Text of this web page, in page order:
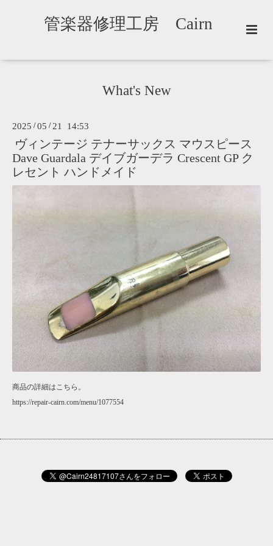
管楽器修理工房 Cairn
What's New
2025 /05 / 21 14:53
ヴィンテージ テナーサックス マウスピース
Dave Guardala デイブガーデラ Crescent GP ク
レセント ハンドメイド
商品の詳細はこちら。
https://repair-cairn.com/menu/1077554